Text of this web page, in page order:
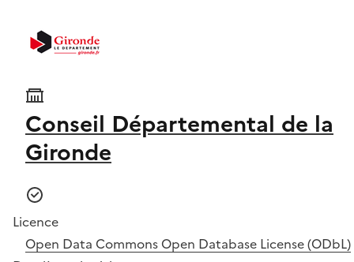
Conseil Départemental de la
Gironde
Licence
Open Data Commons Open Database License (ODbL)